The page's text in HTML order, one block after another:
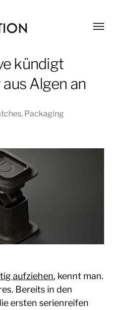
Menü
kündigt
Algen an
, Packaging
aufziehen, kennt man.
Bereits in den
ersten serienreifen